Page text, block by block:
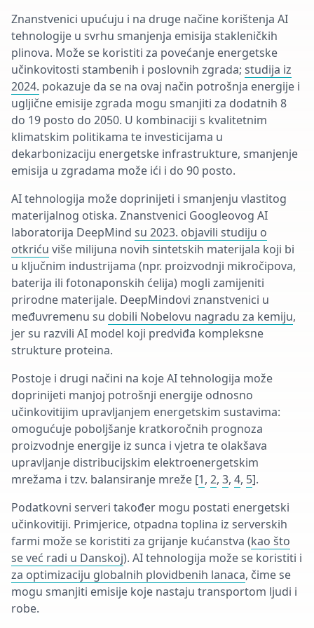
Znanstvenici upućuju i na druge načine korištenja AI
tehnologije u svrhu smanjenja emisija stakleničkih
plinova. Može se koristiti za povećanje energetske
učinkovitosti stambenih i poslovnih zgrada; studija iz
2024. pokazuje da se na ovaj način potrošnja energije i
ugljične emisije zgrada mogu smanjiti za dodatnih 8
do 19 posto do 2050. U kombinaciji s kvalitetnim
klimatskim politikama te investicijama u
dekarbonizaciju energetske infrastrukture, smanjenje
emisija u zgradama može ići i do 90 posto.
AI tehnologija može doprinijeti i smanjenju vlastitog
materijalnog otiska. Znanstvenici Googleovog AI
laboratorija DeepMind su 2023. objavili studiju o
otkriću više milijuna novih sintetskih materijala koji bi
u ključnim industrijama (npr. proizvodnji mikročipova,
baterija ili fotonaponskih ćelija) mogli zamijeniti
prirodne materijale. DeepMindovi znanstvenici u
međuvremenu su dobili Nobelovu nagradu za kemiju,
jer su razvili AI model koji predviđa kompleksne
strukture proteina.
Postoje i drugi načini na koje AI tehnologija može
doprinijeti manjoj potrošnji energije odnosno
učinkovitijim upravljanjem energetskim sustavima:
omogućuje poboljšanje kratkoročnih prognoza
proizvodnje energije iz sunca i vjetra te olakšava
upravljanje distribucijskim elektroenergetskim
mrežama i tzv. balansiranje mreže [1, 2, 3, 4, 5].
Podatkovni serveri također mogu postati energetski
učinkovitiji. Primjerice, otpadna toplina iz serverskih
farmi može se koristiti za grijanje kućanstva (kao što
se već radi u Danskoj). AI tehnologija može se koristiti i
za optimizaciju globalnih plovidbenih lanaca, čime se
mogu smanjiti emisije koje nastaju transportom ljudi i
robe.